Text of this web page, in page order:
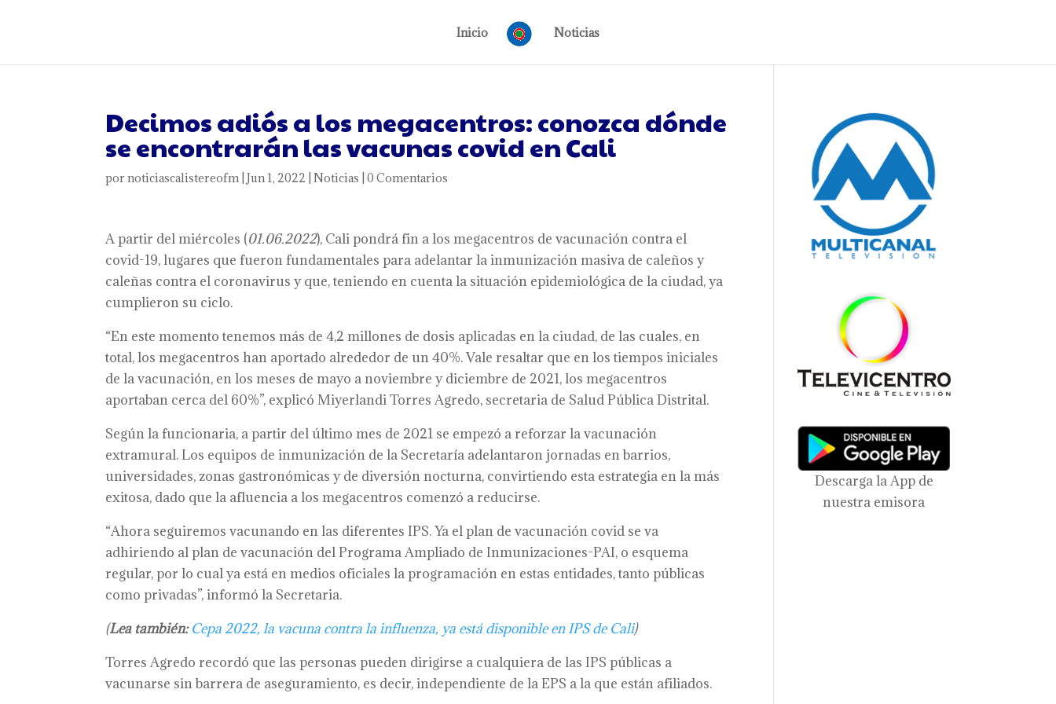
Inicio Noticias
Decimos adiós a los megacentros: conozca dónde
se encontrarán las vacunas covid en Cali
pornoticiascalistereofm|Jun 1, 2022 |Noticias |0 Comentarios
A partir del miércoles (01.06.2022), Cali pondrá fin a los megacentros de vacunación contra el
covid-19, lugares que fueron fundamentales para adelantar la inmunización masiva de caleños y
caleñas contra el coronavirus y que, teniendo en cuenta la situación epidemiológica de la ciudad, ya
cumplieron su ciclo.
“En este momento tenemos más de 4,2 millones de dosis aplicadas en la ciudad, de las cuales, en
total, los megacentros han aportado alrededor de un 40%. Vale resaltar que en los tiempos iniciales
de la vacunación, en los meses de mayo a noviembre y diciembre de 2021, los megacentros
aportaban cerca del 60%”, explicó Miyerlandi Torres Agredo, secretaria de Salud Pública Distrital.
Según la funcionaria, a partir del último mes de 2021 se empezó a reforzar la vacunación
extramural. Los equipos de inmunización de la Secretaría adelantaron jornadas en barrios,
universidades, zonas gastronómicas y de diversión nocturna, convirtiendo esta estrategia en la más
exitosa, dado que la afluencia a los megacentros comenzó a reducirse.
“Ahora seguiremos vacunando en las diferentes IPS. Ya el plan de vacunación covid se va
adhiriendo al plan de vacunación del Programa Ampliado de Inmunizaciones-PAI, o esquema
regular, por lo cual ya está en medios oficiales la programación en estas entidades, tanto públicas
como privadas”, informó la Secretaria.
(Lea también: Cepa 2022, la vacuna contra la influenza, ya está disponible en IPS de Cali)
Torres Agredo recordó que las personas pueden dirigirse a cualquiera de las IPS públicas a
vacunarse sin barrera de aseguramiento, es decir, independiente de la EPS a la que están afiliados.
Descarga la App de
nuestra emisora